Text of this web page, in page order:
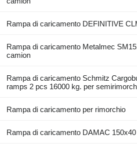
Rampa di caricamento DEFINITIVE
Rampa di caricamento Metalmec
camion
Rampa di caricamento Schmitz
ramps 2 pcs 16000 kg. per
Rampa di caricamento per rimorchio
Rampa di caricamento DAMAC 150x40